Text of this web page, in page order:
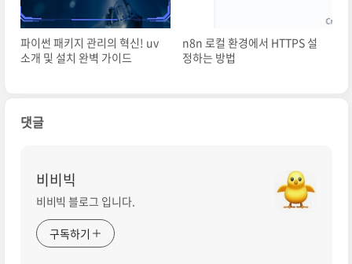
파이썬 패키지 관리의 혁신! uv
소개 및 설치 완벽 가이드
n8n 로컬 환경에서 HTTPS 설
정하는 방법
댓글
비비빅
비비빅 블로그 입니다.
구독하기